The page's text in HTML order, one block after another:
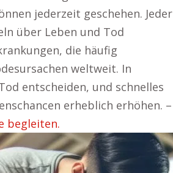
jederzeit geschehen. Jeder
über Leben und Tod
die häufig
weltweit. In
entscheiden, und schnelles
erheblich erhöhen. –
begleiten.